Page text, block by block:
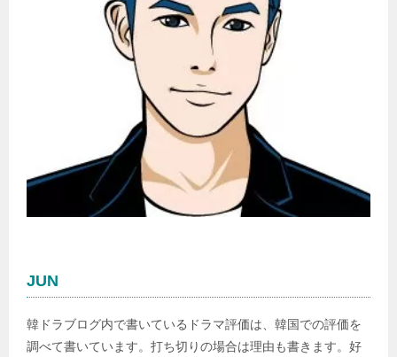
JUN
韓ドラブログ内で書いているドラマ評価は、韓国での評価を
調べて書いています。打ち切りの場合は理由も書きます。好